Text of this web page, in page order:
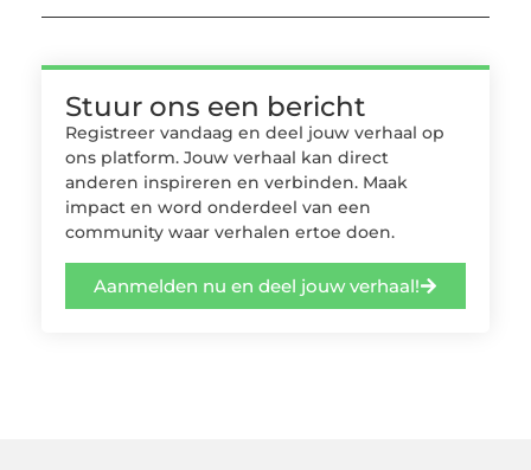
Stuur ons een bericht
Registreer vandaag en deel jouw verhaal op
ons platform. Jouw verhaal kan direct
anderen inspireren en verbinden. Maak
impact en word onderdeel van een
community waar verhalen ertoe doen.
Aanmelden nu en deel jouw verhaal!